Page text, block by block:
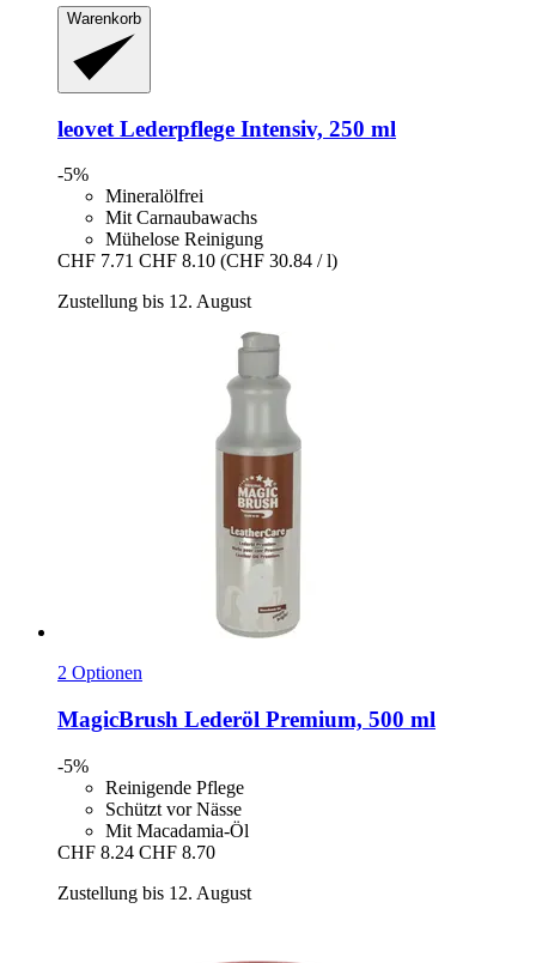
Warenkorb
leovet Lederpflege Intensiv, 250 ml
-5%
Mineralölfrei
Mit Carnaubawachs
Mühelose Reinigung
CHF 7.71 CHF 8.10 (CHF 30.84 / l)
Zustellung bis 12. August
2 Optionen
MagicBrush Lederöl Premium, 500 ml
-5%
Reinigende Pflege
Schützt vor Nässe
Mit Macadamia-Öl
CHF 8.24 CHF 8.70
Zustellung bis 12. August